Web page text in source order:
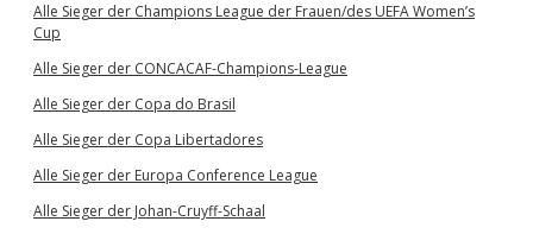
Alle Sieger der Champions League der Frauen/des UEFA Women’s
Cup
Alle Sieger der CONCACAF-Champions-League
Alle Sieger der Copa do Brasil
Alle Sieger der Copa Libertadores
Alle Sieger der Europa Conference League
Alle Sieger der Johan-Cruyff-Schaal